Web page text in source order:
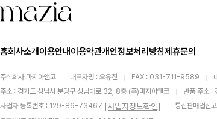
홈회사소개 이용안내이용약관개인정보처리방침제휴문의
주식회사 마지아앤코 대표자명 : 오유진 FAX : 031-711-9589
주소 : 경기도 성남시 분당구 성남대로 32, 8층 (주)마지아앤코
반품 주소 :
사업자 등록번호 : 129-86-73467 [사업자정보확인] 통신판매업신